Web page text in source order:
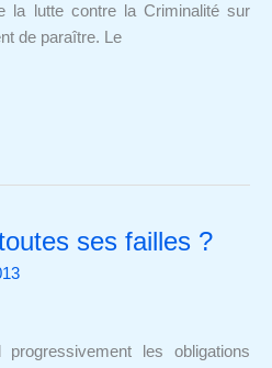
la lutte contre la Criminalité sur
de paraître. Le
ses failles ?
progressivement les obligations